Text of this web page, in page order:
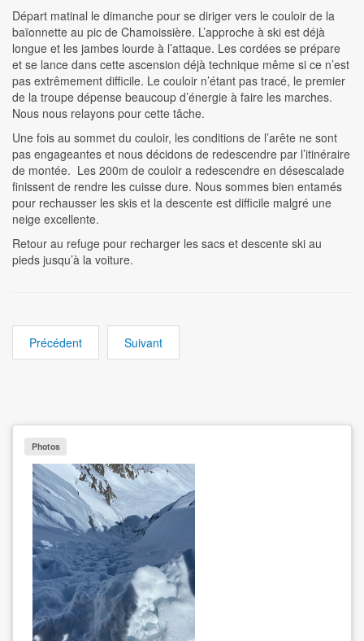
Départ matinal le dimanche pour se diriger vers le couloir de la
baïonnette au pic de Chamoissière. L’approche à ski est déjà
longue et les jambes lourde à l’attaque. Les cordées se prépare
et se lance dans cette ascension déjà technique même si ce n’est
pas extrêmement difficile. Le couloir n’étant pas tracé, le premier
de la troupe dépense beaucoup d’énergie à faire les marches.
Nous nous relayons pour cette tâche.
Une fois au sommet du couloir, les conditions de l’arête ne sont
pas engageantes et nous décidons de redescendre par l’itinéraire
de montée. Les 200m de couloir a redescendre en désescalade
finissent de rendre les cuisse dure. Nous sommes bien entamés
pour rechausser les skis et la descente est difficile malgré une
neige excellente.
Retour au refuge pour recharger les sacs et descente ski au
pieds jusqu’à la voiture.
Précédent Suivant
Photos